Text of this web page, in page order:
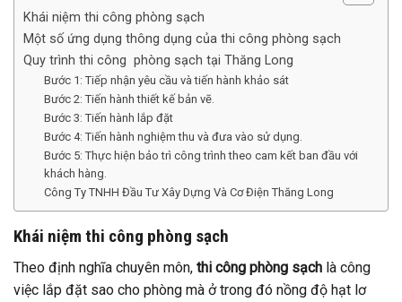
Khái niệm thi công phòng sạch
Một số ứng dụng thông dụng của thi công phòng sạch
Quy trình thi công phòng sạch tại Thăng Long
Bước 1: Tiếp nhận yêu cầu và tiến hành khảo sát
Bước 2: Tiến hành thiết kế bản vẽ.
Bước 3: Tiến hành lắp đặt
Bước 4: Tiến hành nghiệm thu và đưa vào sử dụng.
Bước 5: Thực hiện bảo trì công trình theo cam kết ban đầu với
khách hàng.
Công Ty TNHH Đầu Tư Xây Dựng Và Cơ Điện Thăng Long
Khái niệm thi công phòng sạch
Theo định nghĩa chuyên môn, thi công phòng sạch là công
việc lắp đặt sao cho phòng mà ở trong đó nồng độ hạt lơ